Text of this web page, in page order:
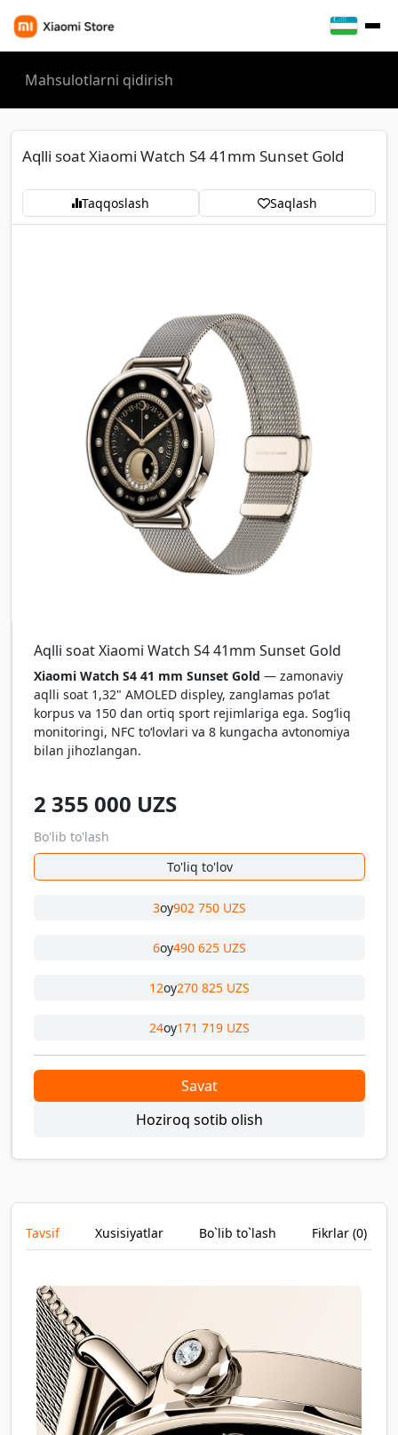
Aqlli soat Xiaomi Watch S4 41mm Sunset Gold
Taqqoslash Saqlash
Aqlli soat Xiaomi Watch S4 41mm Sunset Gold
Xiaomi Watch S4 41 mm Sunset Gold — zamonaviy
aqlli soat 1,32" AMOLED displey, zanglamas po‘lat
korpus va 150 dan ortiq sport rejimlariga ega. Sog‘liq
monitoringi, NFC to‘lovlari va 8 kungacha avtonomiya
bilan jihozlangan.
2 355 000 UZS
Bo'lib to'lash
To'liq to'lov
3oy902 750 UZS
6oy490 625 UZS
12oy270 825 UZS
24oy171 719 UZS
Savat
Hoziroq sotib olish
Tavsif Xusisiyatlar Bo`lib to`lash Fikrlar (0)